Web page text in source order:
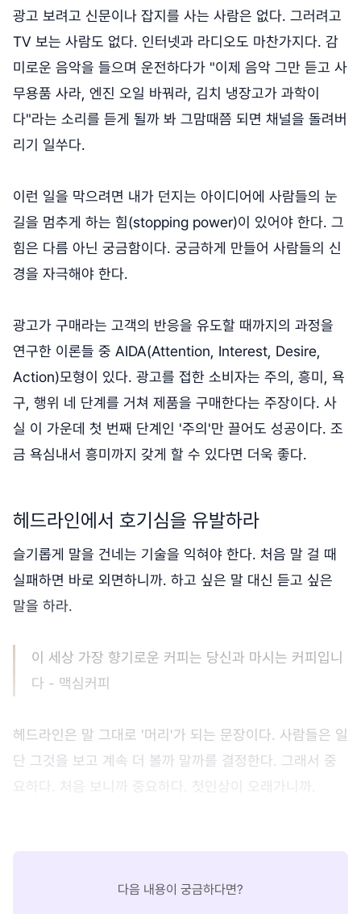
광고 보려고 신문이나 잡지를 사는 사람은 없다. 그러려고
TV 보는 사람도 없다. 인터넷과 라디오도 마찬가지다. 감
미로운 음악을 들으며 운전하다가 "이제 음악 그만 듣고 사
무용품 사라, 엔진 오일 바꿔라, 김치 냉장고가 과학이
다"라는 소리를 듣게 될까 봐 그맘때쯤 되면 채널을 돌려버
리기 일쑤다.
이런 일을 막으려면 내가 던지는 아이디어에 사람들의 눈
길을 멈추게 하는 힘(stopping power)이 있어야 한다. 그
힘은 다름 아닌 궁금함이다. 궁금하게 만들어 사람들의 신
경을 자극해야 한다.
광고가 구매라는 고객의 반응을 유도할 때까지의 과정을
연구한 이론들 중 AIDA(Attention, Interest, Desire,
Action)모형이 있다. 광고를 접한 소비자는 주의, 흥미, 욕
구, 행위 네 단계를 거쳐 제품을 구매한다는 주장이다. 사
실 이 가운데 첫 번째 단계인 '주의'만 끌어도 성공이다. 조
금 욕심내서 흥미까지 갖게 할 수 있다면 더욱 좋다.
헤드라인에서 호기심을 유발하라
슬기롭게 말을 건네는 기술을 익혀야 한다. 처음 말 걸 때
실패하면 바로 외면하니까. 하고 싶은 말 대신 듣고 싶은
말을 하라.
이 세상 가장 향기로운 커피는 당신과 마시는 커피입니
다 - 맥심커피
헤드라인은 말 그대로 '머리'가 되는 문장이다. 사람들은 일
단 그것을 보고 계속 더 볼까 말까를 결정한다. 그래서 중
요하다. 처음 보니까 중요하다. 첫인상이 오래가니까.
다음 내용이 궁금하다면?